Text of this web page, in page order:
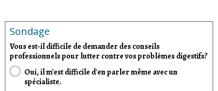
Sondage
Vous est-il difficile de demander des conseils
professionnels pour lutter contre vos problèmes digestifs?
Oui, il m'est difficile d'en parler même avec un
spécialiste.